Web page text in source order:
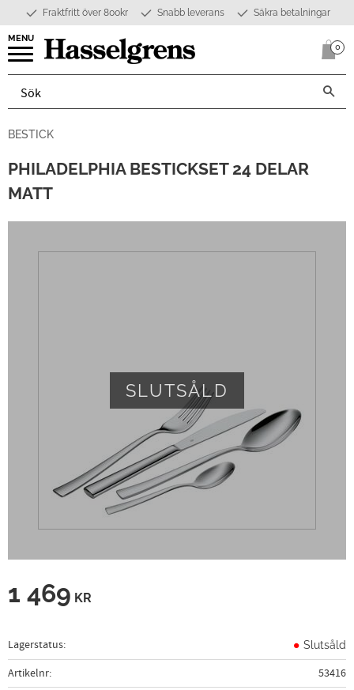
Meny
Fraktfritt över 800kr Snabb leverans Säkra betalningar
0
BESTICK
PHILADELPHIA BESTICKSET 24 DELAR
MATT
SLUTSÅLD
1 469 KR
Lagerstatus Slutsåld
Artikelnr
53416